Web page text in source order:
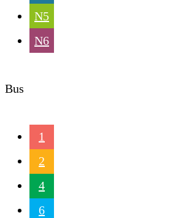
N5
N6
Bus
1
2
4
6